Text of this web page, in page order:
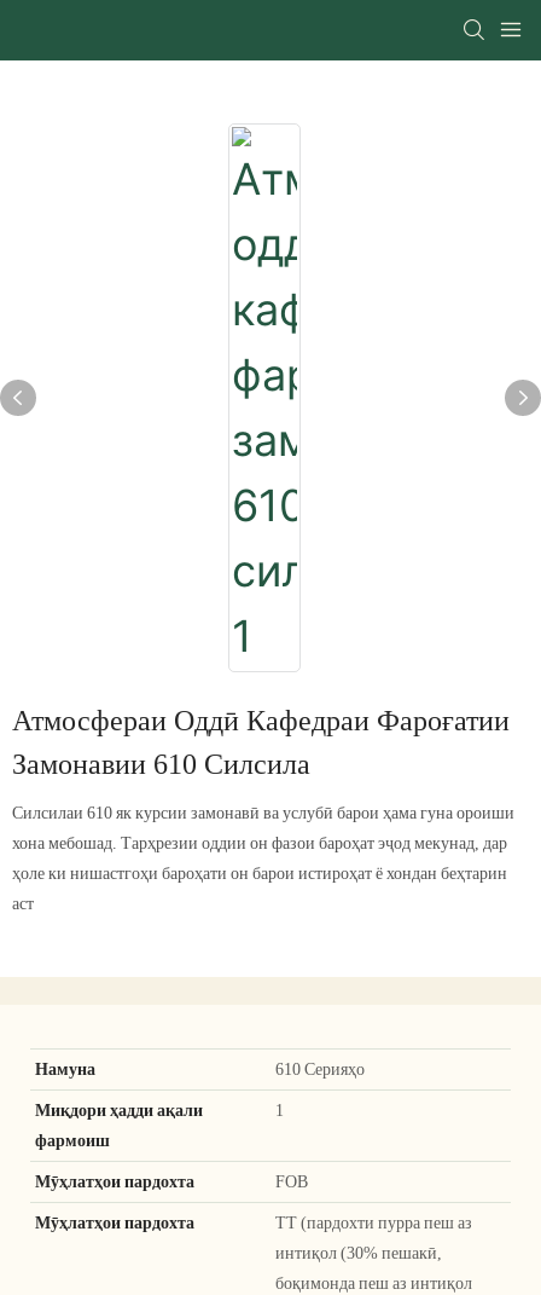
Атмосфераи Оддӣ Кафедраи Фароғатии
Замонавии 610 Силсила
Силсилаи 610 як курсии замонавӣ ва услубӣ барои ҳама гуна ороиши
хона мебошад. Тарҳрезии оддии он фазои бароҳат эҷод мекунад, дар
ҳоле ки нишастгоҳи бароҳати он барои истироҳат ё хондан беҳтарин
аст
Намуна 610 Серияҳо
Миқдори ҳадди ақали
фармоиш
1
Мӯҳлатҳои пардохта FOB
Мӯҳлатҳои пардохта
TT (пардохти пурра пеш аз
интиқол (30% пешакӣ,
боқимонда пеш аз интиқол